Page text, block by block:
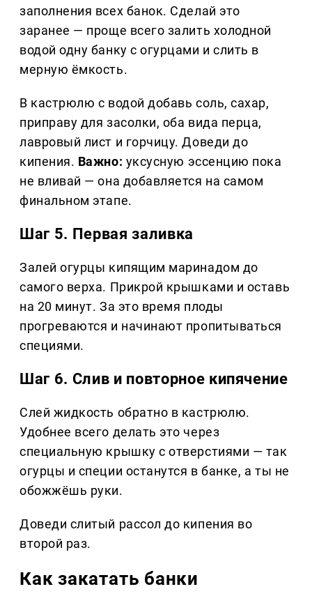
заполнения всех банок. Сделай это
заранее — проще всего залить холодной
водой одну банку с огурцами и слить в
мерную ёмкость.
В кастрюлю с водой добавь соль, сахар,
приправу для засолки, оба вида перца,
лавровый лист и горчицу. Доведи до
кипения. Важно: уксусную эссенцию пока
не вливай — она добавляется на самом
финальном этапе.
Шаг 5. Первая заливка
Залей огурцы кипящим маринадом до
самого верха. Прикрой крышками и оставь
на 20 минут. За это время плоды
прогреваются и начинают пропитываться
специями.
Шаг 6. Слив и повторное кипячение
Слей жидкость обратно в кастрюлю.
Удобнее всего делать это через
специальную крышку с отверстиями — так
огурцы и специи останутся в банке, а ты не
обожжёшь руки.
Доведи слитый рассол до кипения во
второй раз.
Как закатать банки